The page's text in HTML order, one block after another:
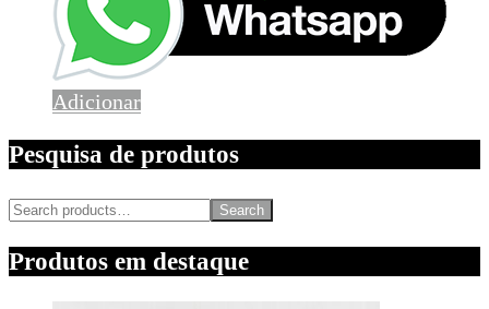
Adicionar
Pesquisa de produtos
Search
Produtos em destaque